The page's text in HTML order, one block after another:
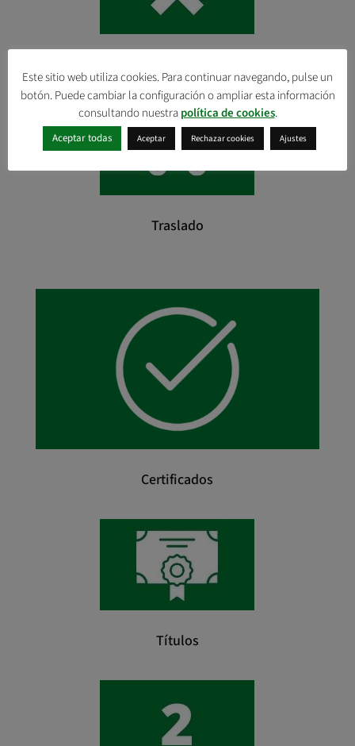
Traslado
Certificados
Títulos
Este sitio web utiliza cookies. Para continuar navegando, pulse un
botón. Puede cambiar la configuración o ampliar esta información
consultando nuestrapolítica de cookies.
Aceptar todas Aceptar Rechazar cookies Ajustes